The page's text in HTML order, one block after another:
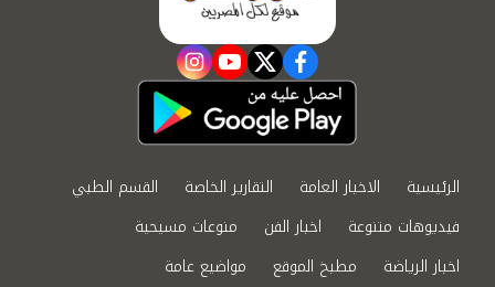
facebook
twitter
youtube
instagram
الرئيسية الاخبار العامة التقارير الخاصة
القسم الطبي
فيديوهات متنوعة
اخبار الفن
منوعات مسيحية
اخبار الرياضة
مطبخ الموقع مواضيع عامة